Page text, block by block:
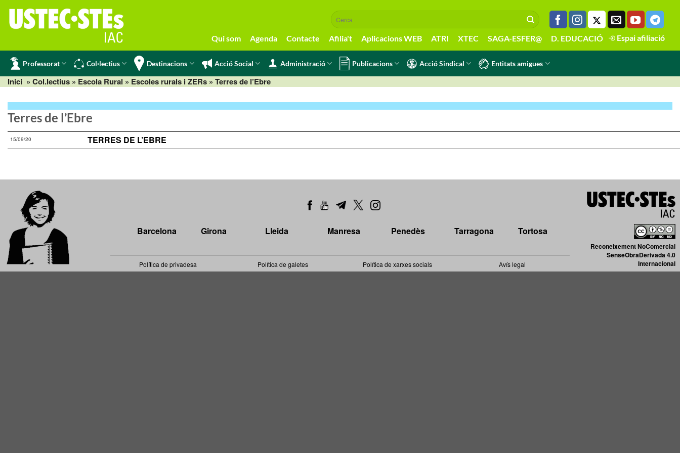
content
Qui som Agenda Contacte Afilia't Aplicacions WEB ATRI XTEC SAGA-ESFER@ D. EDUCACIÓ Espai afiliació
Professorat Col·lectius Destinacions Acció Social Administració Publicacions Acció Sindical Entitats amigues
Inici » Col.lectius » Escola Rural » Escoles rurals i ZERs » Terres de l’Ebre
Terres de l’Ebre
15/09/20 TERRES DE L’EBRE
Barcelona Girona Lleida Manresa Penedès Tarragona Tortosa
Política de privadesa Política de galetes Política de xarxes socials Avís legal
Reconeixement NoComercial
SenseObraDerivada 4.0
Internacional